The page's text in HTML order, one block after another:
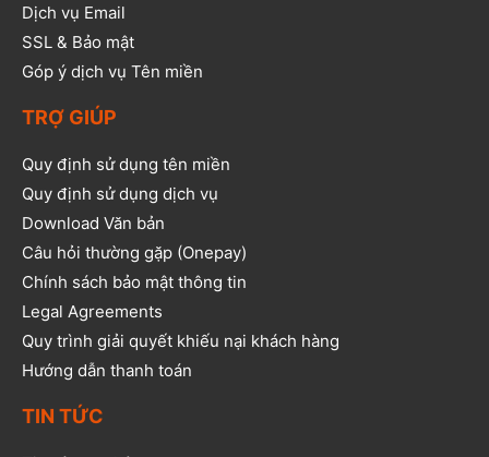
Dịch vụ Email
SSL & Bảo mật
Góp ý dịch vụ Tên miền
TRỢ GIÚP
Quy định sử dụng tên miền
Quy định sử dụng dịch vụ
Download Văn bản
Câu hỏi thường gặp (Onepay)
Chính sách bảo mật thông tin
Legal Agreements
Quy trình giải quyết khiếu nại khách hàng
Hướng dẫn thanh toán
TIN TỨC